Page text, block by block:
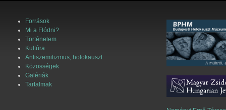
Források
Mi a Flódni?
Történelem
Kultúra
Antiszemitizmus, holokauszt
Közösségek
Galériák
Tartalmak